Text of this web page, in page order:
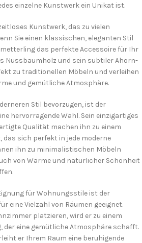
einzelne Kunstwerk ein Unikat ist.
Kunstwerk, das zu vielen
Sie einen klassischen, eleganten Stil
das perfekte Accessoire für Ihr
Nussbaumholz und sein subtiler Ahorn-
zu traditionellen Möbeln und verleihen
und gemütliche Atmosphäre.
Stil bevorzugen, ist der
hervorragende Wahl. Sein einzigartiges
Qualität machen ihn zu einem
sich perfekt in jede moderne
ihn zu minimalistischen Möbeln
von Wärme und natürlicher Schönheit
für Wohnungsstile ist der
eine Vielzahl von Räumen geeignet.
platzieren, wird er zu einem
der eine gemütliche Atmosphäre schafft.
er Ihrem Raum eine beruhigende